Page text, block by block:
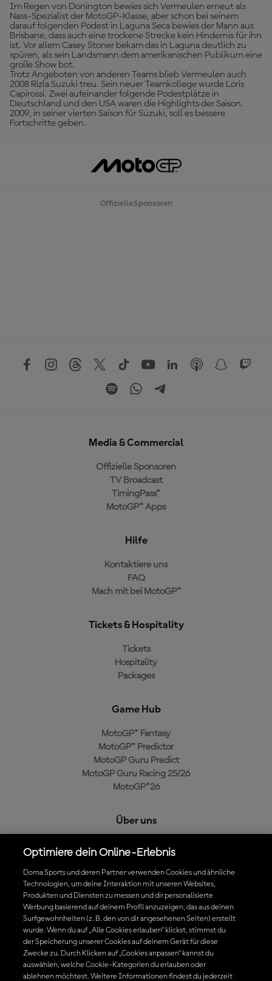
Im Regen von Donington bewies sich Vermeulen erneut als
Nass-Spezialist der MotoGP-Klasse, aber schon bei seinem
darauf folgenden Podest in Laguna Seca bewies der Mann aus
Brisbane, dass auch eine trockene Strecke kein Hindernis für ihn
ist. Vor allem Casey Stoner bekam das in Laguna deutlich zu
spüren, als sein Landsmann dem amerikanischen Publikum eine
große Show bot.
Trotz Angeboten von anderen Teams blieb Vermeulen auch
2008 Rizla Suzuki treu. Sein neuer Teamkollege wurde Loris
Capirossi. Zwei aufeinander folgende Podestplätze in
Deutschland und den USA waren die Highlights der Saison.
2009, in seiner vierten Saison für Suzuki, soll es bessere
Fortschritte geben.
Offizielle Sponsoren
Media & Commercial
Offizielle Sponsoren
TV Broadcast
TimingPass™
MotoGP™ Apps
Hilfe
Kontaktiere uns
FAQ
Mach mit bei MotoGP™
Tickets & Hospitality
Tickets
Hospitality
Packages
Game Hub
MotoGP™ Fantasy
MotoGP™ Predictor
MotoGP Guru Predict
MotoGP Guru Racing 25/26
MotoGP™26
Über uns
Cookie-Richtlinien
Geschäftsbedingungen
Datenschutzrichtlinien
Kaufrichtlinie
Die offizielle MotoGP™ App herunterladen
Optimiere dein Online-Erlebnis
Dorna Sports und deren Partner verwenden Cookies und ähnliche
Technologien, um deine Interaktion mit unseren Websites,
Produkten und Diensten zu messen und dir personalisierte
Werbung basierend auf deinem Profil anzuzeigen, das aus deinen
Surfgewohnheiten (z. B. den von dir angesehenen Seiten) erstellt
wurde. Wenn du auf „Alle Cookies erlauben“ klickst, stimmst du
der Speicherung unserer Cookies auf deinem Gerät für diese
Zwecke zu. Durch Klicken auf „Cookies anpassen“ kannst du
auswählen, welche Cookie-Kategorien du erlauben oder
ablehnen möchtest. Weitere Informationen findest du jederzeit